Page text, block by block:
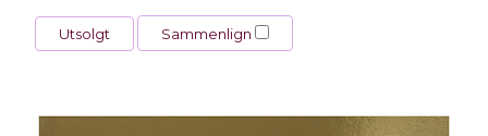
Utsolgt Sammenlign